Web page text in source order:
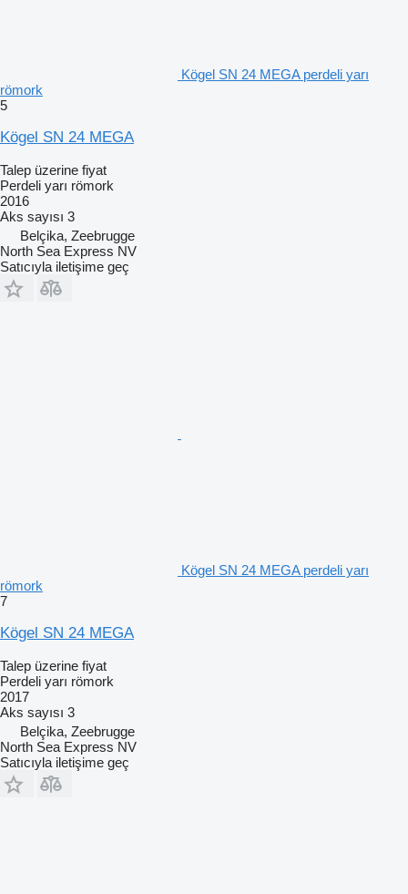
Kögel SN 24 MEGA perdeli yarı
römork
5
Kögel SN 24 MEGA
Talep üzerine fiyat
Perdeli yarı römork
2016
Aks sayısı 3
Belçika, Zeebrugge
North Sea Express NV
Satıcıyla iletişime geç
Kögel SN 24 MEGA perdeli yarı
römork
7
Kögel SN 24 MEGA
Talep üzerine fiyat
Perdeli yarı römork
2017
Aks sayısı 3
Belçika, Zeebrugge
North Sea Express NV
Satıcıyla iletişime geç